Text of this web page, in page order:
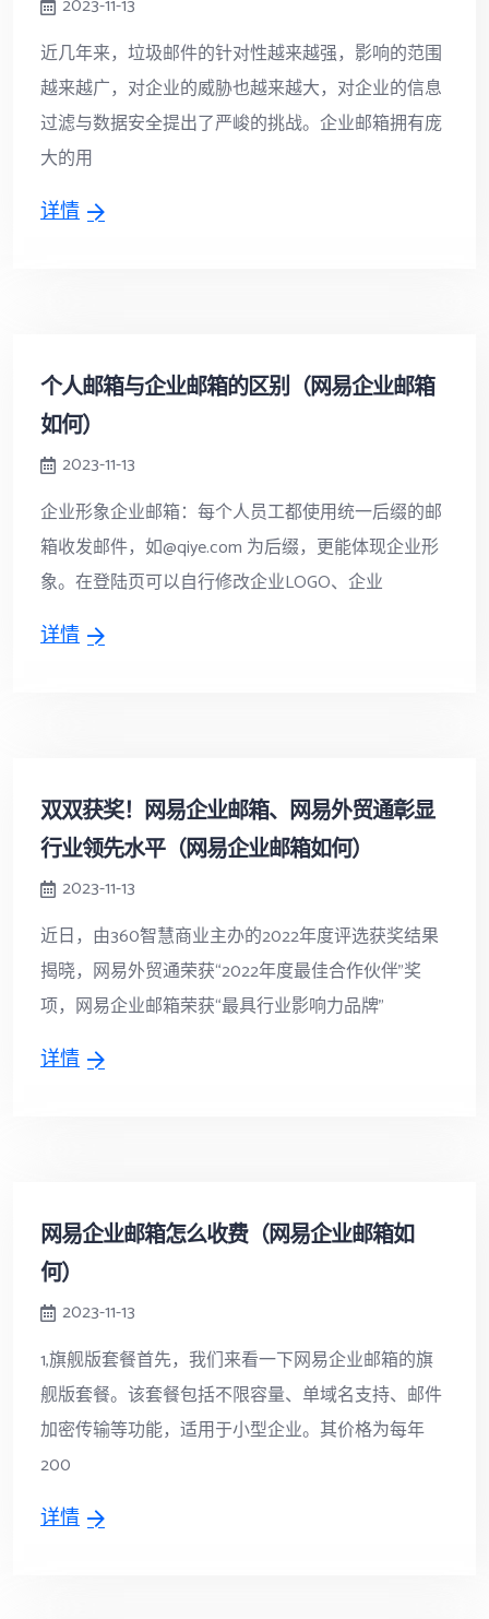
2023-11-13
近几年来，垃圾邮件的针对性越来越强，影响的范围
越来越广，对企业的威胁也越来越大，对企业的信息
过滤与数据安全提出了严峻的挑战。企业邮箱拥有庞
大的用
详情
个人邮箱与企业邮箱的区别（网易企业邮箱
如何）
2023-11-13
企业形象企业邮箱：每个人员工都使用统一后缀的邮
箱收发邮件，如@qiye.com 为后缀，更能体现企业形
象。在登陆页可以自行修改企业LOGO、企业
详情
双双获奖！网易企业邮箱、网易外贸通彰显
行业领先水平（网易企业邮箱如何）
2023-11-13
近日，由360智慧商业主办的2022年度评选获奖结果
揭晓，网易外贸通荣获“2022年度最佳合作伙伴”奖
项，网易企业邮箱荣获“最具行业影响力品牌”
详情
网易企业邮箱怎么收费（网易企业邮箱如
何）
2023-11-13
1,旗舰版套餐首先，我们来看一下网易企业邮箱的旗
舰版套餐。该套餐包括不限容量、单域名支持、邮件
加密传输等功能，适用于小型企业。其价格为每年
200
详情